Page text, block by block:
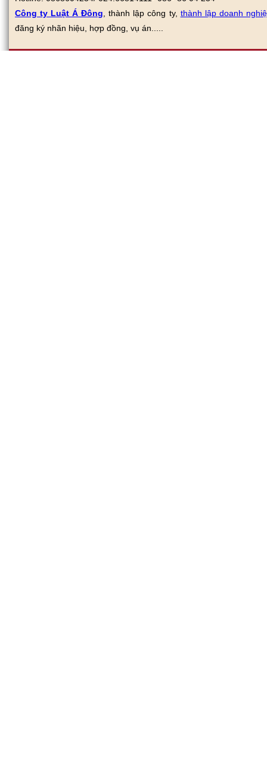
Công ty Luật Á Đông , thành lập công ty, thành lập doanh
đăng ký nhãn hiệu, hợp đồng, vụ án.....